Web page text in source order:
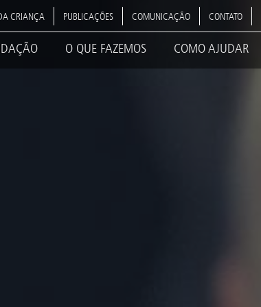
CRIANÇA PUBLICAÇÕES COMUNICAÇÃO CONTATO
O QUE FAZEMOS COMO AJUDAR